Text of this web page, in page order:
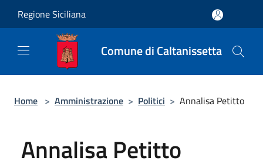
Regione Siciliana
Comune di Caltanissetta
Home > Amministrazione > Politici > Annalisa Petitto
Annalisa Petitto